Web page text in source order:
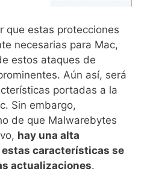
que estas protecciones
necesarias para Mac,
estos ataques de
Aún así, será
portadas a la
Sin embargo,
de que Malwarebytes
hay una alta
características se
actualizaciones.